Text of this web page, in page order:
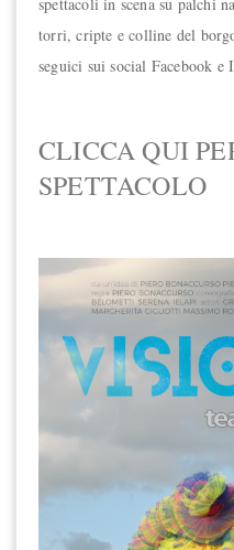
torri, cripte e colline del
seguici sui social Facebook
CLICCA QUI
SPETTACOLO